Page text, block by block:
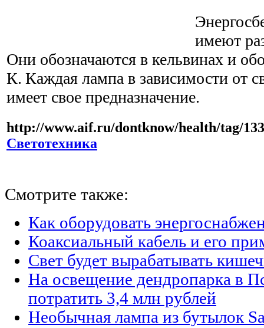
имеют
Они обозначаются в кельвинах и
К. Каждая лампа в зависимости от
имеет свое предназначение.
http://www.aif.ru/dontknow/health/tag/
Светотехника
Смотрите также:
Как оборудовать
Коаксиальный кабель и его
Свет будет вырабатывать
На освещение дендропарка в
потратить 3,4 млн рублей
Необычная лампа из бутылок